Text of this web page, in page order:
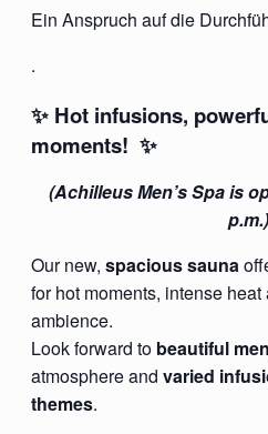
Ein Anspruch auf die
.
✨ Hot infusions,
moments! ✨
(Achilleus Men’s Spa is
p.m.)
Our new, spacious sauna
for hot moments, intense
ambience.
Look forward to beautiful men
atmosphere and varied
themes.